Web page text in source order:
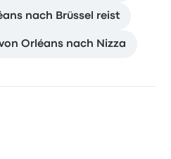
nach Brüssel reist
Orléans nach Nizza